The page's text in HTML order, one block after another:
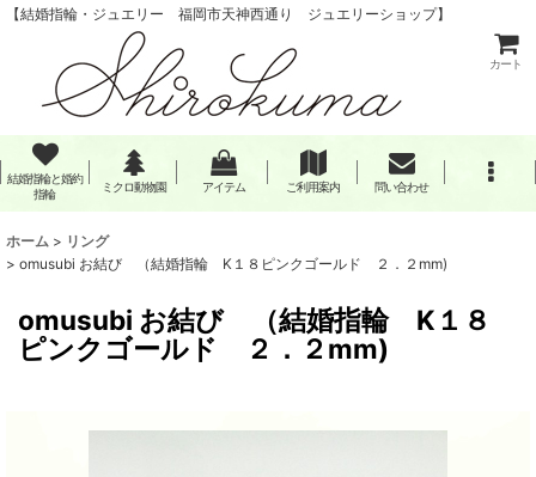
【結婚指輪・ジュエリー 福岡市天神西通り ジュエリーショップ】
カート
結婚指輪と婚約
指輪
ミクロ動物園 アイテム ご利用案内 問い合わせ
ホーム > リング
> omusubi お結び （結婚指輪 K１８ピンクゴールド ２．２mm)
omusubi お結び （結婚指輪 K１８
ピンクゴールド ２．２mm)